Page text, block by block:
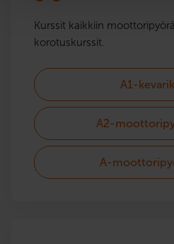
Kurssit kaikkiin
korotuskurssit.
A1-
A2-
A-